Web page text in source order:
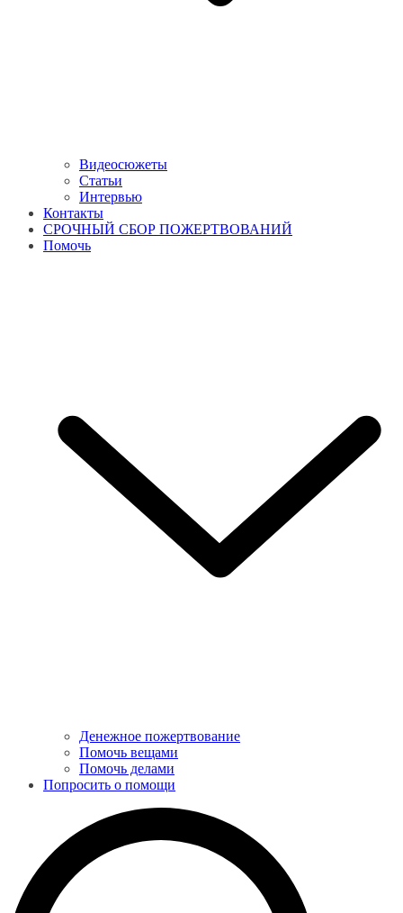
Видеосюжеты
Статьи
Интервью
Контакты
СРОЧНЫЙ СБОР ПОЖЕРТВОВАНИЙ
Помочь
Денежное пожертвование
Помочь вещами
Помочь делами
Попросить о помощи